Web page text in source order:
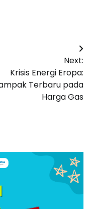
Next:
Krisis Energi Eropa:
Terbaru pada
Harga Gas